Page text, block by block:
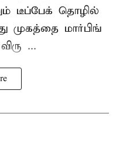
டீப்பேக் தொழில்
முகத்தை மார்பிங்
...